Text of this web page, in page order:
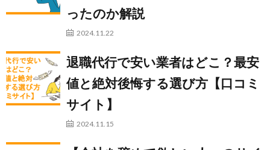
ったのか解説
2024.11.22
退職代行で安い業者はどこ？最安
値と絶対後悔する選び方【口コミ
サイト】
2024.11.15